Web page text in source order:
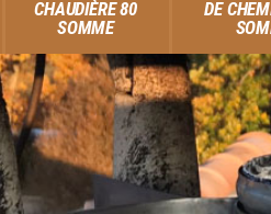
CHAUDIÈRE 80
SOMME
DE